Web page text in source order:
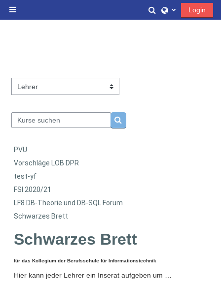
Sucheingabe
Login
Kursbereiche
Kurse suchen
Kurse suchen
PVU
Vorschläge LOB DPR
test-yf
FSI 2020/21
LF8 DB-Theorie und DB-SQL Forum
Schwarzes Brett
Schwarzes Brett
für das Kollegium der Berufsschule für Informationstechnik
Hier kann jeder Lehrer ein Inserat aufgeben um …